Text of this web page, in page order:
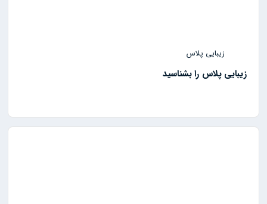
زیبایی پلاس
زیبایی پلاس را بشناسید